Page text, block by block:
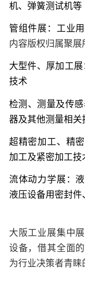
机、弹簧测试机等
管组件展： 工业
内容版权归属聚展
大型件、厚加工展
技术
检测、测量及传感
器及其他测量相关
超精密加工、精
加工及紧密加工
流体动力学展：
液压设备用密封
大阪工业展集中
设备，借其全面
为行业决策者青睐